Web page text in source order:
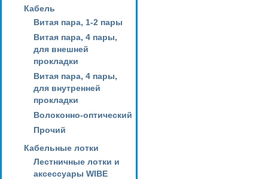
Кабель
Витая пара, 1-2 пары
Витая пара, 4 пары,
для внешней
прокладки
Витая пара, 4 пары,
для внутренней
прокладки
Волоконно-оптический
Прочий
Кабельные лотки
Лестничные лотки и
аксессуары WIBE